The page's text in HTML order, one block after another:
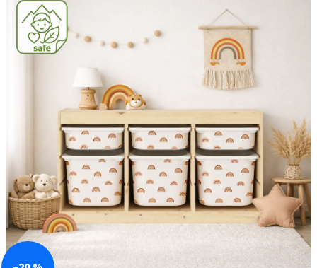
z
hvězdiček.